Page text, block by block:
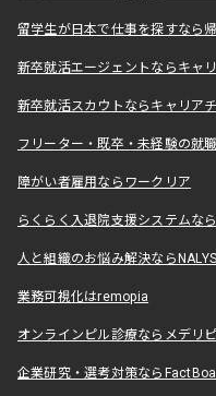
留学生が日本で仕事を探すなら
新卒就活エージェントならキャ
新卒就活スカウトならキャリア
フリーター・既卒・未経験の就
障がい者雇用ならワークリア
らくらく入退院支援システムな
人と組織のお悩み解決なら
業務可視化はremopia
オンラインピル診療ならメデリ
企業研究・選考対策なら